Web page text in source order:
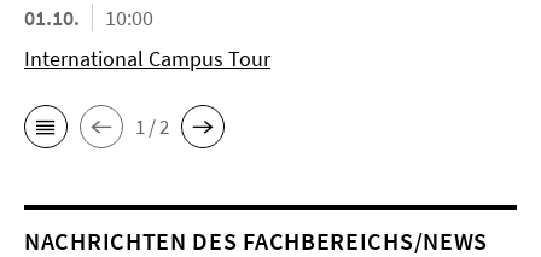
01.10.
10:00
International Campus Tour
1 / 2
NACHRICHTEN DES FACHBEREICHS/NEWS